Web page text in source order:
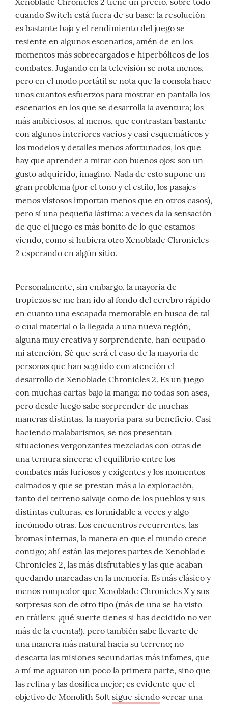
cuando Switch está fuera de su base: la resolución
es bastante baja y el rendimiento del juego se
resiente en algunos escenarios, amén de en los
momentos más sobrecargados e hiperbólicos de los
combates. Jugando en la televisión se nota menos,
pero en el modo portátil se nota que la consola hace
unos cuantos esfuerzos para mostrar en pantalla los
escenarios en los que se desarrolla la aventura; los
más ambiciosos, al menos, que contrastan bastante
con algunos interiores vacíos y casi esquemáticos y
los modelos y detalles menos afortunados, los que
hay que aprender a mirar con buenos ojos: son un
gusto adquirido, imagino. Nada de esto supone un
gran problema (por el tono y el estilo, los pasajes
menos vistosos importan menos que en otros casos),
pero sí una pequeña lástima: a veces da la sensación
de que el juego es más bonito de lo que estamos
viendo, como si hubiera otro Xenoblade Chronicles
2 esperando en algún sitio.
Personalmente, sin embargo, la mayoría de
tropiezos se me han ido al fondo del cerebro rápido
en cuanto una escapada memorable en busca de tal
o cual material o la llegada a una nueva región,
alguna muy creativa y sorprendente, han ocupado
mi atención. Sé que será el caso de la mayoría de
personas que han seguido con atención el
desarrollo de Xenoblade Chronicles 2. Es un juego
con muchas cartas bajo la manga; no todas son ases,
pero desde luego sabe sorprender de muchas
maneras distintas, la mayoría para su beneficio. Casi
haciendo malabarismos, se nos presentan
situaciones vergonzantes mezcladas con otras de
una ternura sincera; el equilibrio entre los
combates más furiosos y exigentes y los momentos
calmados y que se prestan más a la exploración,
tanto del terreno salvaje como de los pueblos y sus
distintas culturas, es formidable a veces y algo
incómodo otras. Los encuentros recurrentes, las
bromas internas, la manera en que el mundo crece
contigo; ahí están las mejores partes de Xenoblade
Chronicles 2, las más disfrutables y las que acaban
quedando marcadas en la memoria. Es más clásico y
menos rompedor que Xenoblade Chronicles X y sus
sorpresas son de otro tipo (más de una se ha visto
en tráilers; ¡qué suerte tienes si has decidido no ver
más de la cuenta!), pero también sabe llevarte de
una manera más natural hacia su terreno; no
descarta las misiones secundarias más infames, que
a mí me aguaron un poco la primera parte, sino que
las refina y las dosifica mejor; es evidente que el
objetivo de Monolith Soft sigue siendo «crear una